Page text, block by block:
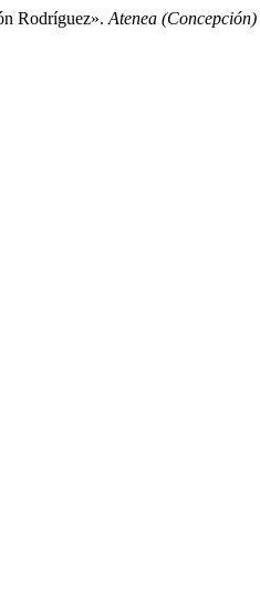
Rodríguez». Atenea (Concepción)